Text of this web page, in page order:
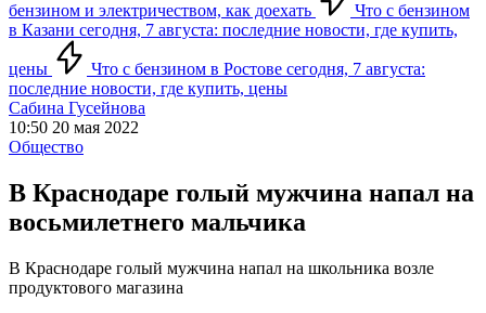
бензином и электричеством, как доехать
Что с бензином
в Казани сегодня, 7 августа: последние новости, где купить,
цены
Что с бензином в Ростове сегодня, 7 августа:
последние новости, где купить, цены
Сабина Гусейнова
10:50 20 мая 2022
Общество
В Краснодаре голый мужчина напал на
восьмилетнего мальчика
В Краснодаре голый мужчина напал на школьника возле
продуктового магазина